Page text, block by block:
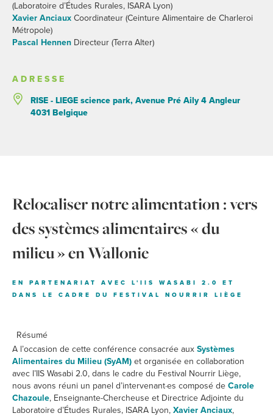
(Laboratoire d’Études Rurales, ISARA Lyon)
Xavier Anciaux Coordinateur (Ceinture Alimentaire de Charleroi
Métropole)
Pascal Hennen Directeur (Terra Alter)
ADRESSE
RISE - LIEGE science park, Avenue Pré Aily 4 Angleur
4031 Belgique
Relocaliser notre alimentation : vers
des systèmes alimentaires « du
milieu » en Wallonie
EN PARTENARIAT AVEC L'IIS WASABI 2.0 ET
DANS LE CADRE DU FESTIVAL NOURRIR LIÈGE
Résumé
A l’occasion de cette conférence consacrée aux Systèmes
Alimentaires du Milieu (SyAM) et organisée en collaboration
avec l’IIS Wasabi 2.0, dans le cadre du Festival Nourrir Liège,
nous avons réuni un panel d’intervenant·es composé de Carole
Chazoule, Enseignante-Chercheuse et Directrice Adjointe du
Laboratoire d’Études Rurales, ISARA Lyon, Xavier Anciaux,